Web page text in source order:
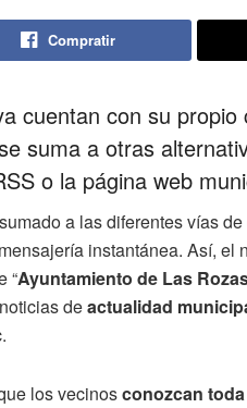
Compratir
cuentan con su
suma a otras
o la página web
a las diferentes vías
instantánea. Así, el
“Ayuntamiento de Las
deactualidad
los vecinosconozcan